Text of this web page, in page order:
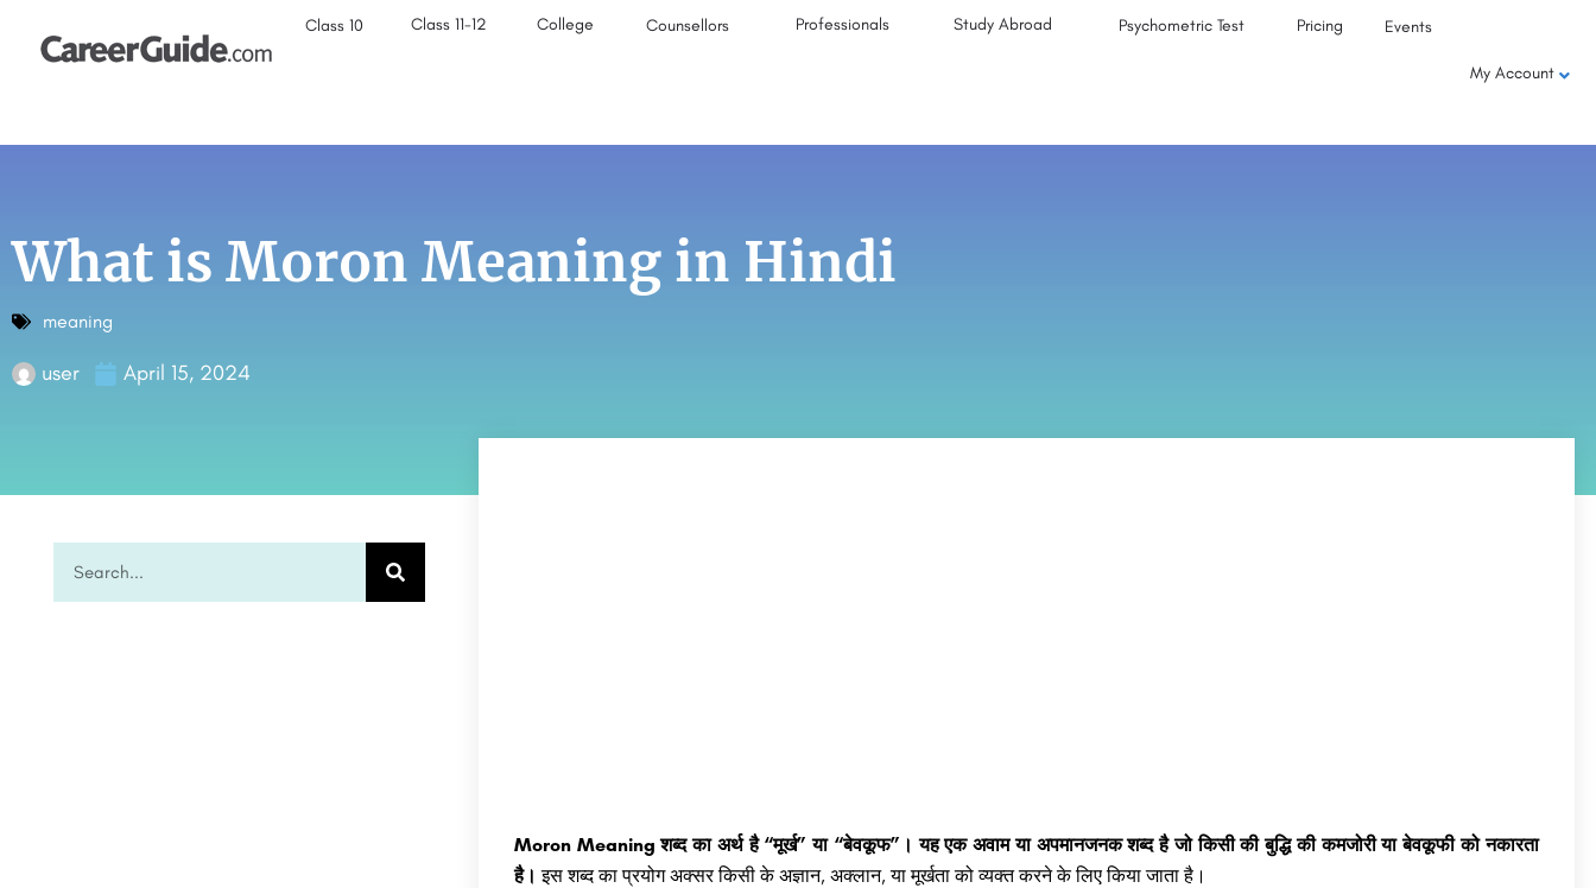
Class 10 Class 11-12 College Counsellors Professionals Study Abroad Psychometric Test Pricing Events
My Account
What is Moron Meaning in Hindi
meaning
user April 15, 2024
Moron Meaning शब्द का अर्थ है “मूर्ख” या “बेवकूफ”। यह एक अवाम या अपमानजनक शब्द है जो किसी की बुद्धि की कमजोरी या बेवकूफी को नकारता
है। इस शब्द का प्रयोग अक्सर किसी के अज्ञान, अक्लान, या मूर्खता को व्यक्त करने के लिए किया जाता है।